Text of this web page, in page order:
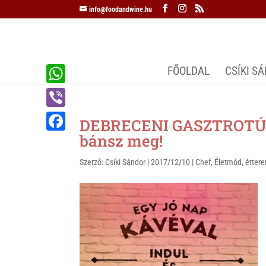
info@foodandwine.hu
FŐOLDAL CSÍKI
DEBRECENI
bánsz meg!
Szerző: Csíki Sándor |2017/12/10 | Chef, Életmód,
W
h
a
V